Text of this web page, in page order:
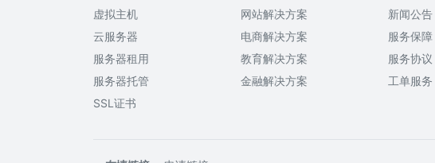
虚拟主机
云服务器
服务器租用
服务器托管
SSL证书
网站解决方案
电商解决方案
教育解决方案
金融解决方案
新闻公告
服务保障
服务协议
工单服务